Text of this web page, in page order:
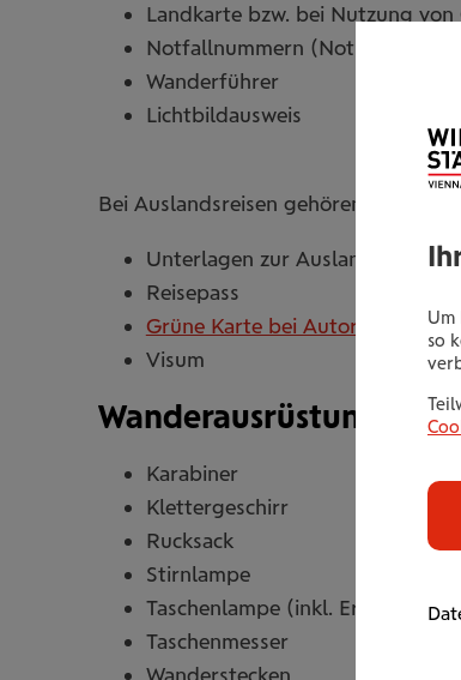
Landkarte bzw. bei Nutzung
Notfallnummern (Notruf, Bank,
Wanderführer
Lichtbildausweis
Bei Auslandsreisen gehören noch
Unterlagen zur
Reisepass
Grüne Karte bei Autoreisen ins
Visum
Wanderausrüstung
Karabiner
Klettergeschirr
Rucksack
Stirnlampe
Taschenlampe (inkl.
Taschenmesser
Wanderstecken
Um
so